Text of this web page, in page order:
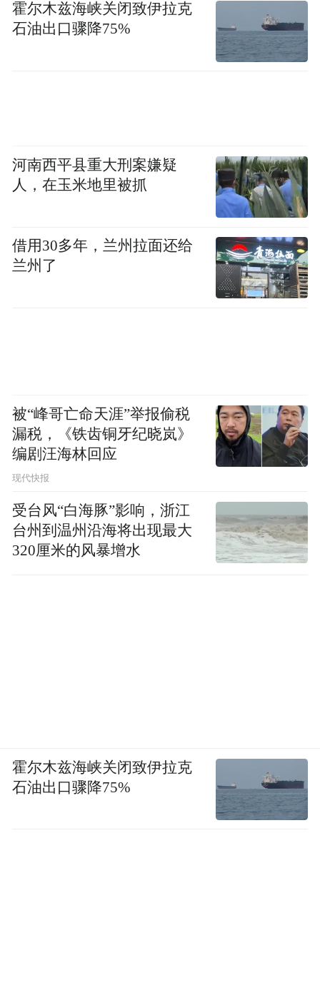
半年又加大了积极财政政策的力度，这些政
策调整都应该在今年下半年和明年上半年发
三个季度之后，就会拉动房地产投资。
第三，地方债置换和发行基本解决了地方在
建基础设施项目的再融资问题，在铁路、保
障房、水利、环保等领域开工的一系列新项
目也有望加速下半年和明年的基建投资。
霍尔木兹海峡关闭致伊拉克
石油出口骤降75%
河南西平县重大刑案嫌疑
人，在玉米地里被抓
借用30多年，兰州拉面还给
兰州了
被“峰哥亡命天涯”举报偷税
漏税，《铁齿铜牙纪晓岚》
编剧汪海林回应
现代快报
受台风“白海豚”影响，浙江
台州到温州沿海将出现最大
320厘米的风暴增水
霍尔木兹海峡关闭致伊拉克
石油出口骤降75%